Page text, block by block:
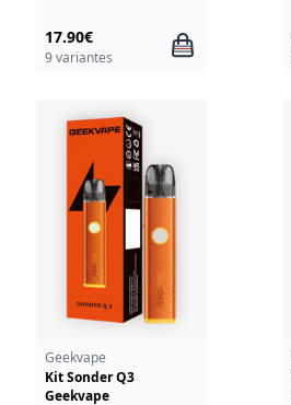
17.90€
9 variantes
Geekvape
Kit Sonder Q3
Geekvape